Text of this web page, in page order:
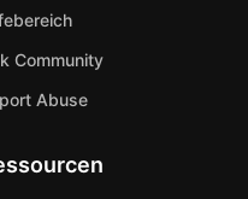
Community
Abuse